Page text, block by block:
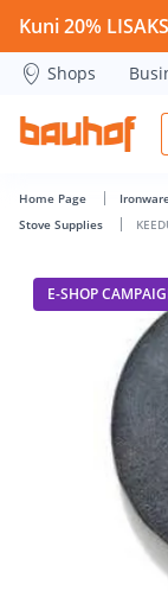
KEEDUPLAAT
Kuni 20%
Shops
Home Page
Stove Supplies
E-SHOP